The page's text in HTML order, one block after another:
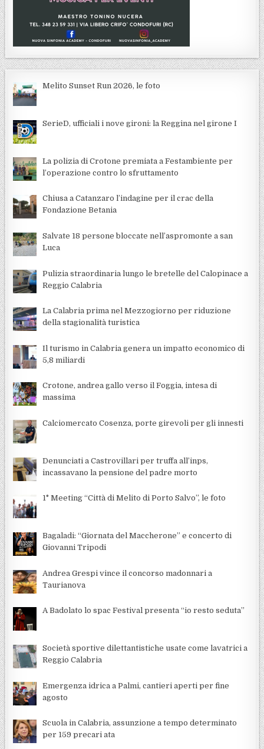
Melito Sunset Run 2026, le foto
SerieD, ufficiali i nove gironi: la Reggina nel girone I
La polizia di Crotone premiata a Festambiente per
l’operazione contro lo sfruttamento
Chiusa a Catanzaro l’indagine per il crac della
Fondazione Betania
Salvate 18 persone bloccate nell’aspromonte a san
Luca
Pulizia straordinaria lungo le bretelle del Calopinace a
Reggio Calabria
La Calabria prima nel Mezzogiorno per riduzione
della stagionalità turistica
Il turismo in Calabria genera un impatto economico di
5,8 miliardi
Crotone, andrea gallo verso il Foggia, intesa di
massima
Calciomercato Cosenza, porte girevoli per gli innesti
Denunciati a Castrovillari per truffa all’inps,
incassavano la pensione del padre morto
1° Meeting “Città di Melito di Porto Salvo”, le foto
Bagaladi: “Giornata del Maccherone” e concerto di
Giovanni Tripodi
Andrea Grespi vince il concorso madonnari a
Taurianova
A Badolato lo spac Festival presenta “io resto seduta”
Società sportive dilettantistiche usate come lavatrici a
Reggio Calabria
Emergenza idrica a Palmi, cantieri aperti per fine
agosto
Scuola in Calabria, assunzione a tempo determinato
per 159 precari ata